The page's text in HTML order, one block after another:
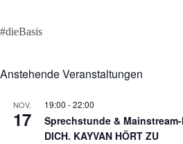
#dieBasis
Anstehende Veranstaltungen
NOV.
17
19:00 -22:00
Sprechstunde &
DICH. KAYVAN HÖRT ZU